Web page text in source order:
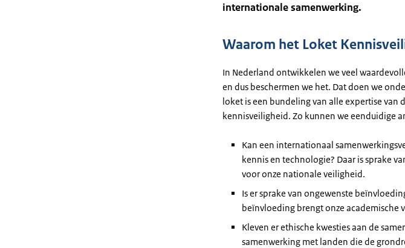
internationale samenwerking.
Waarom het Loket
In Nederland ontwikkelen we veel
en dus beschermen we het. Dat doen we
loket is een bundeling van alle expertise van
kennisveiligheid. Zo kunnen we eenduidige
Kan een internationaal
kennis en technologie? Daar is sprake
voor onze nationale veiligheid.
Is er sprake van ongewenste
beïnvloeding brengt onze academische
Kleven er ethische kwesties aan de
samenwerking met landen die de